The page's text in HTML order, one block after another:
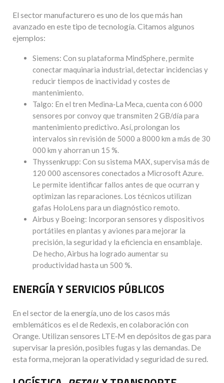
El sector manufacturero es uno de los que más han
avanzado en este tipo de tecnología. Citamos algunos
ejemplos:
Siemens: Con su plataforma MindSphere, permite
conectar maquinaria industrial, detectar incidencias y
reducir tiempos de inactividad y costes de
mantenimiento.
Talgo: En el tren Medina‑La Meca, cuenta con 6 000
sensores por convoy que transmiten 2 GB/día para
mantenimiento predictivo. Así, prolongan los
intervalos sin revisión de 5000 a 8000 km a más de 30
000 km y ahorran un 15 %.
Thyssenkrupp: Con su sistema MAX, supervisa más de
120 000 ascensores conectados a Microsoft Azure.
Le permite identificar fallos antes de que ocurran y
optimizan las reparaciones. Los técnicos utilizan
gafas HoloLens para un diagnóstico remoto.
Airbus y Boeing: Incorporan sensores y dispositivos
portátiles en plantas y aviones para mejorar la
precisión, la seguridad y la eficiencia en ensamblaje.
De hecho, Airbus ha logrado aumentar su
productividad hasta un 500 %.
ENERGÍA Y SERVICIOS PÚBLICOS
En el sector de la energía, uno de los casos más
emblemáticos es el de Redexis, en colaboración con
Orange. Utilizan sensores LTE‑M en depósitos de gas para
supervisar la presión, posibles fugas y las demandas. De
esta forma, mejoran la operatividad y seguridad de su red.